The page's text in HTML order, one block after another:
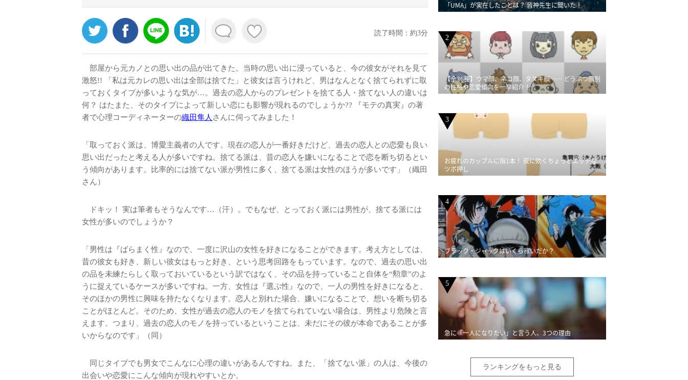
読了時間：約3分
部屋から元カノとの思い出の品が出てきた。当時の思い出に浸っていると、今の彼女がそれを見て
激怒!! 「私は元カレの思い出は全部は捨てた」と彼女は言うけれど、男はなんとなく捨てられずに取
っておくタイプが多いような気が…。過去の恋人からのプレゼントを捨てる人・捨てない人の違いは
何？ はたまた、そのタイプによって新しい恋にも影響が現れるのでしょうか?? 『モテの真実』の著
者で心理コーディネーターの織田隼人 さんに伺ってみました！
「取っておく派は、博愛主義者の人です。現在の恋人が一番好きだけど、過去の恋人との恋愛も良い
思い出だったと考える人が多いですね。捨てる派は、昔の恋人を嫌いになることで恋を断ち切るとい
う傾向があります。比率的には捨てない派が男性に多く、捨てる派は女性のほうが多いです」（織田
さん）
ドキッ！ 実は筆者もそうなんです…（汗）。でもなぜ、とっておく派には男性が、捨てる派には
女性が多いのでしょうか？
「男性は『ばらまく性』なので、一度に沢山の女性を好きになることができます。考え方としては、
昔の彼女も好き、新しい彼女はもっと好き、という思考回路をもっています。なので、過去の思い出
の品を未練たらしく取っておいているという訳ではなく、その品を持っていること自体を“勲章”のよ
うに捉えているケースが多いですね。一方、女性は『選ぶ性』なので、一人の男性を好きになると、
そのほかの男性に興味を持たなくなります。恋人と別れた場合、嫌いになることで、想いを断ち切る
ことがほとんど。そのため、女性が過去の恋人のモノを捨てられていない場合は、男性より危険と言
えます。つまり、過去の恋人のモノを持っているということは、未だにその彼が本命であることが多
いからなのです」（同）
同じタイプでも男女でこんなに心理の違いがあるんですね。また、「捨てない派」の人は、今後の
出会いや恋愛にこんな傾向が現れやすいとか。
「UMA」が実在したことは？ 皆神先生に聞いた！
2
【全36種】ウマ顔、ネコ顔、タヌキ顔…… どうぶつ顔別
の性格や恋愛傾向を一挙紹介！
3
お疲れのカップルに指1本！ 夜に効くちょっとエッチな
ツボ押し
4
ブラック・ジャックはいくら稼いだか？
5
急に「一人になりたい」と言う人、3つの理由
ランキングをもっと見る